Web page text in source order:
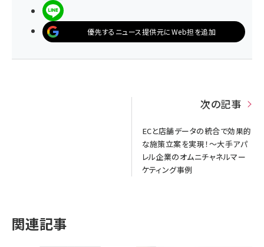
優先するニュース提供元にWeb担を追加
次の記事
ECと店舗データの統合で効果的
な施策立案を実現！～大手アパ
レル企業のオムニチャネルマー
ケティング事例
関連記事